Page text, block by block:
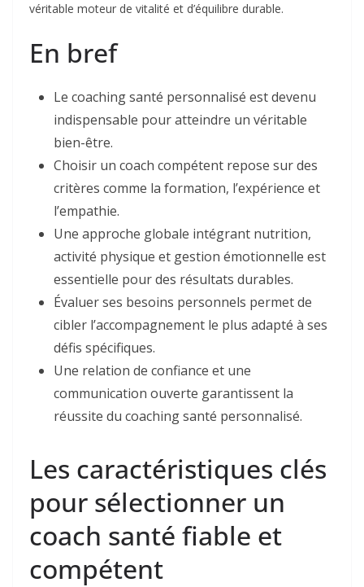
véritable moteur de vitalité et d’équilibre durable.
En bref
Le coaching santé personnalisé est devenu
indispensable pour atteindre un véritable
bien-être.
Choisir un coach compétent repose sur des
critères comme la formation, l’expérience et
l’empathie.
Une approche globale intégrant nutrition,
activité physique et gestion émotionnelle est
essentielle pour des résultats durables.
Évaluer ses besoins personnels permet de
cibler l’accompagnement le plus adapté à ses
défis spécifiques.
Une relation de confiance et une
communication ouverte garantissent la
réussite du coaching santé personnalisé.
Les caractéristiques clés
pour sélectionner un
coach santé fiable et
compétent